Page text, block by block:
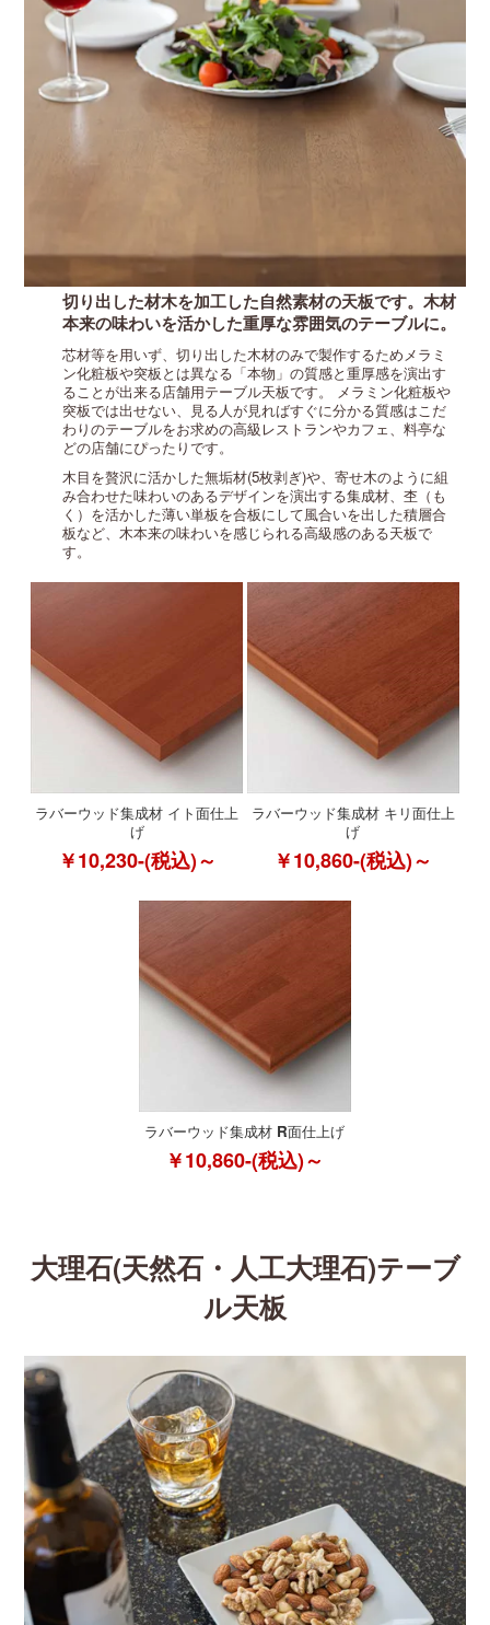
切り出した材木を加工した自然素材の天板です。木材
本来の味わいを活かした重厚な雰囲気のテーブルに。
芯材等を用いず、切り出した木材のみで製作するためメラミ
ン化粧板や突板とは異なる「本物」の質感と重厚感を演出す
ることが出来る店舗用テーブル天板です。
メラミン化粧板や
突板では出せない、見る人が見ればすぐに分かる質感はこだ
わりのテーブルをお求めの高級レストランやカフェ、料亭な
どの店舗にぴったりです。
木目を贅沢に活かした無垢材(5枚剥ぎ)や、寄せ木のように組
み合わせた味わいのあるデザインを演出する集成材、杢（も
く）を活かした薄い単板を合板にして風合いを出した積層合
板など、木本来の味わいを感じられる高級感のある天板で
す。
ラバーウッド集成材 イト面仕上
げ
￥10,230-(税込)～
ラバーウッド集成材 キリ面仕上
げ
￥10,860-(税込)～
ラバーウッド集成材 R面仕上げ
￥10,860-(税込)～
大理石(天然石・人工大理石)テーブ
ル天板